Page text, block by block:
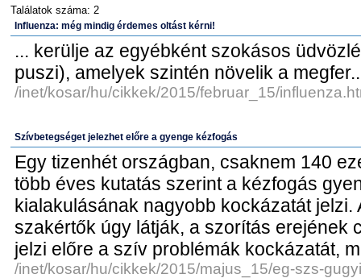
Találatok száma: 2
Influenza: még mindig érdemes oltást kérni!
... kerülje az egyébként szokásos
puszi), amelyek szintén növelik a
/inet/kosar/hu/cikkek/2015/februar_15/
Szívbetegséget jelezhet előre a gyenge kézfogás
Egy tizenhét országban, csaknem 140
több éves kutatás szerint a kézfogás
kialakulásának nagyobb kockázatát jelzi.
szakértők úgy látják, a szorítás erejének
jelzi előre a szív problémák kockázatát,
/inet/kosar/hu/cikkek/2015/majus_15/eg-szs-